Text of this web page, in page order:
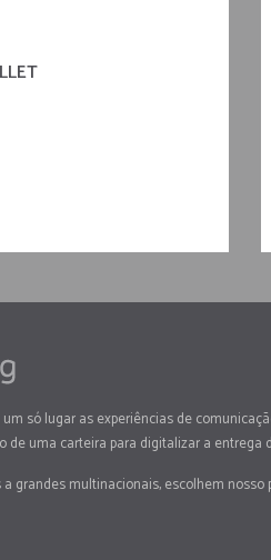
só lugar as experiências de
de uma carteira para digitalizar a entrega
grandes multinacionais, escolhem